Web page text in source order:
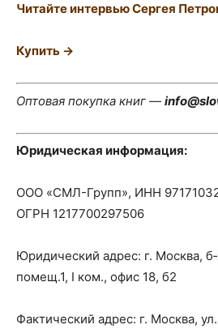
Читай­те интер­вью Сер­гея
Купить →
Опто­вая покуп­ка книг —
Юри­ди­че­ская информация:
ООО «СМЛ-Групп», ИНН
ОГРН 1217700297506
Юри­ди­че­ский адрес: г. Москва,
помещ.1, I ком., офис 18, б2
Фак­ти­че­ский адрес: г. Москва,